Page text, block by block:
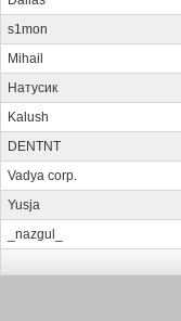
s1mon
Mihail
Натусик
Kalush
DENTNT
Vadya corp.
Yusja
_nazgul_